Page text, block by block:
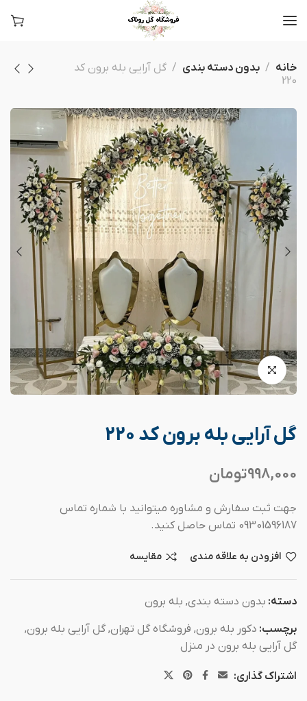
خانه بدون دسته بندی
گل آرایی بله برون کد
220
گل آرایی بله برون کد 220
998,000تومان
جهت ثبت سفارش و مشاوره میتوانید با شماره تماس
09301596187 تماس حاصل کنید.
افزودن به علاقه مندی مقایسه
دسته: بدون دسته بندی, بله برون
برچسب: دکور بله برون, فروشگاه گل تهران,گل آرایی بله برون,
گل آرایی بله برون در منزل
اشتراک گذاری: